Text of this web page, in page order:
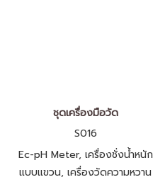
ชุดเครื่องมือวัด
S016
Ec-pH Meter, เครื่องชั่งน้ำหนัก
แบบแขวน, เครื่องวัดความหวาน